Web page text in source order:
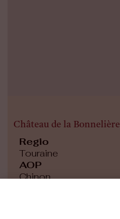
Château de la Bonnelière
Regio
Touraine
AOP
Chinon